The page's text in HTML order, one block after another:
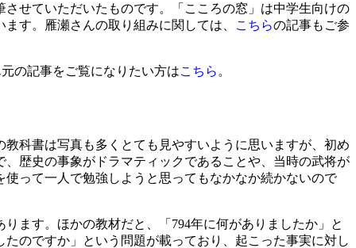
せていただいたものです。「こころの窓」は中学生向けの
す。雁瀬さんの取り組みに関しては、
こちらの記事もご参
の記事をご覧になりたい方はこちら 。
科書は写真も多くとても見やすいように思いますが、初め
歴史の事象がドラマティックであることや、当時の武将が
って一人で勉強しようと思ってもなかなか続かないので
ます。ほかの教材だと、「794年に何がありましたか」と
のですか」という問題が載っており、起こった事実に対し